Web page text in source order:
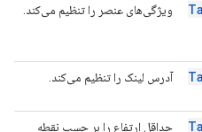
ویژگی‌های عنصر را تنظیم می‌کند.
آدرس لینک را تنظیم می‌کند.
حداقل ارتفاع را بر حسب نقطه